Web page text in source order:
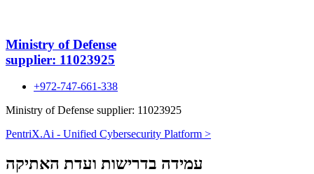
Ministry of Defense
supplier: 11023925
+972-747-661-338
Ministry of Defense supplier: 11023925
PentriX.Ai - Unified Cybersecurity Platform >
עמידה בדרישות ועדת האתיקה